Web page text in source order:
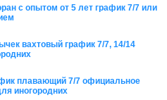
с опытом от 5 лет график 7/7 или
вахтовый график 7/7, 14/14
плавающий 7/7 официальное
иногородних